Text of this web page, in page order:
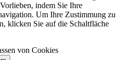
indem Sie Ihre
Um Ihre Zustimmung zu
klicken Sie auf die Schaltfläche
von Cookies